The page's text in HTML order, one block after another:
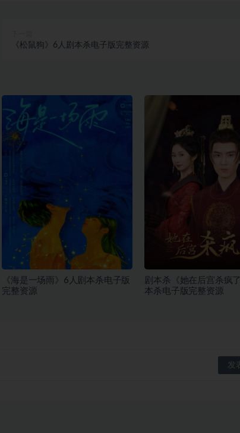
《松鼠狗》6人剧本杀电子版完整资源
《海是一场雨》6人剧本杀电子版
完整资源
剧本杀《她在后宫杀疯
本杀电子版完整资源